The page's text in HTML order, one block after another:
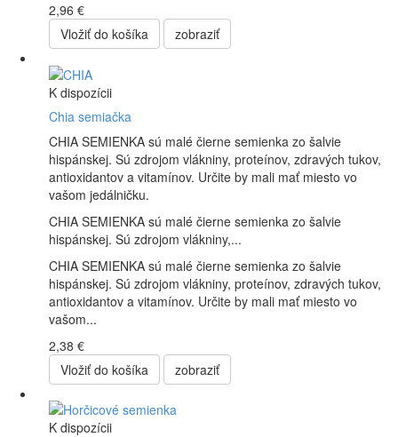
2,96 €
Vložiť do košíka
zobraziť
K dispozícii
Chia semiačka
CHIA SEMIENKA sú malé čierne semienka zo šalvie
hispánskej. Sú zdrojom vlákniny, proteínov, zdravých tukov,
antioxidantov a vitamínov. Určite by mali mať miesto vo
vašom jedálničku.
CHIA SEMIENKA sú malé čierne semienka zo šalvie
hispánskej. Sú zdrojom vlákniny,...
CHIA SEMIENKA sú malé čierne semienka zo šalvie
hispánskej. Sú zdrojom vlákniny, proteínov, zdravých tukov,
antioxidantov a vitamínov. Určite by mali mať miesto vo
vašom...
2,38 €
Vložiť do košíka
zobraziť
K dispozícii